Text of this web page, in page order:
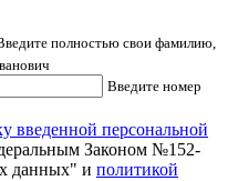
полностью свои фамилию,
Введите номер
введенной персональной
Законом №152-
данных" и политикой